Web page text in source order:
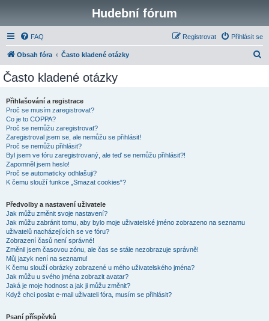
Hudební fórum
FAQ Přihlásit se
Registrovat
Obsah fóra Často kladené otázky
Často kladené otázky
Přihlašování a registrace
Proč se musím zaregistrovat?
Co je to COPPA?
Proč se nemůžu zaregistrovat?
Zaregistroval jsem se, ale nemůžu se přihlásit!
Proč se nemůžu přihlásit?
Byl jsem ve fóru zaregistrovaný, ale teď se nemůžu přihlásit?!
Zapomněl jsem heslo!
Proč se automaticky odhlašuji?
K čemu slouží funkce „Smazat cookies“?
Předvolby a nastavení uživatele
Jak můžu změnit svoje nastavení?
Jak můžu zabránit tomu, aby bylo moje uživatelské jméno zobrazeno na seznamu
uživatelů nacházejících se ve fóru?
Zobrazení časů není správné!
Změnil jsem časovou zónu, ale čas se stále nezobrazuje správně!
Můj jazyk není na seznamu!
K čemu slouží obrázky zobrazené u mého uživatelského jména?
Jak můžu u svého jména zobrazit avatar?
Jaká je moje hodnost a jak ji můžu změnit?
Když chci poslat e-mail uživateli fóra, musím se přihlásit?
Psaní příspěvků